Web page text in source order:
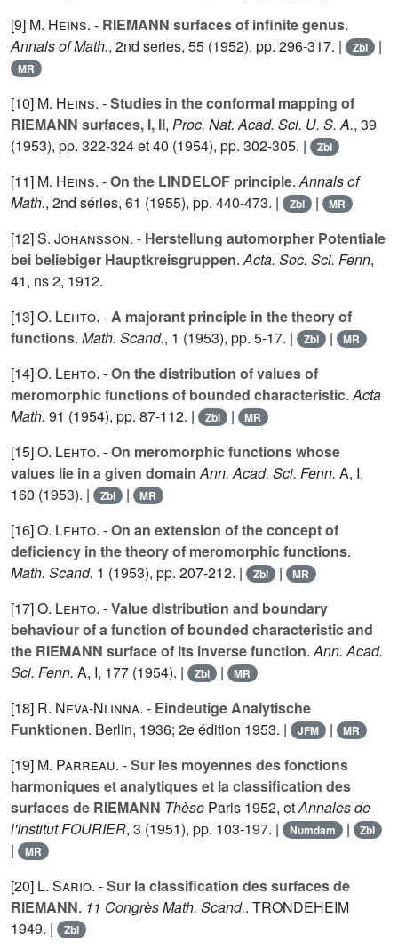
[9] M. Heins. - RIEMANN surfaces of infinite genus.
Annals of Math., 2nd series, 55 (1952), pp. 296-317. | Zbl |
MR
[10] M. Heins. -Studies in the conformal mapping of
RIEMANN surfaces, I, II, Proc. Nat. Acad. Sci. U. S. A., 39
(1953), pp. 322-324 et40 (1954), pp. 302-305. | Zbl
[11] M. Heins. -On the LINDELOF principle.Annals of
Math., 2nd séries, 61 (1955), pp. 440-473. | Zbl | MR
[12]S. Johansson. - Herstellung automorpher Potentiale
bei beliebiger Hauptkreisgruppen.Acta. Soc. Sci. Fenn,
41, ns 2, 1912.
[13]O. Lehto. -A majorant principle in the theory of
functions. Math. Scand., 1 (1953), pp. 5-17. | Zbl | MR
[14]O. Lehto. -On the distribution of values of
meromorphic functions of bounded characteristic.Acta
Math. 91 (1954), pp. 87-112. | Zbl | MR
[15]O. Lehto. -On meromorphic functions whose
values lie in a given domain Ann. Acad. Sci. Fenn. A, I,
160 (1953). | Zbl | MR
[16]O. Lehto. -On an extension of the concept of
deficiency in the theory of meromorphic functions.
Math. Scand. 1 (1953), pp. 207-212. | Zbl | MR
[17]O. Lehto. -Value distribution and boundary
behaviour of a function of bounded characteristic and
the RIEMANN surface of its inverse function.Ann. Acad.
Sci. Fenn. A, I, 177 (1954). | Zbl | MR
[18] R. Neva-Nlinna. - Eindeutige Analytische
Funktionen. Berlin, 1936; 2e édition 1953. | JFM | MR
[19] M. Parreau. -Sur les moyennes des fonctions
harmoniques et analytiques et la classification des
surfaces de RIEMANN Thèse Paris 1952, etAnnales de
l'Institut FOURIER, 3 (1951), pp. 103-197. | Numdam | Zbl
| MR
[20] L. Sario. -Sur la classification des surfaces de
RIEMANN. 11 Congrès Math. Scand.. TRONDEHEIM
1949. |
Zbl